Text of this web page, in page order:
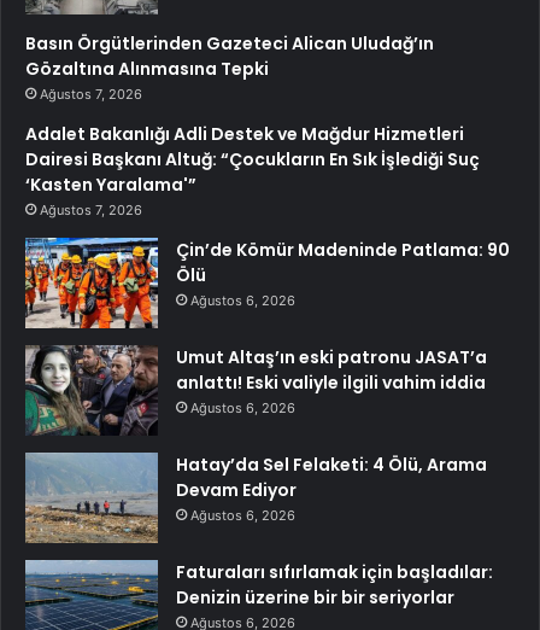
Basın Örgütlerinden Gazeteci Alican Uludağ’ın
Gözaltına Alınmasına Tepki
Ağustos 7, 2026
Adalet Bakanlığı Adli Destek ve Mağdur Hizmetleri
Dairesi Başkanı Altuğ: “Çocukların En Sık İşlediği Suç
‘Kasten Yaralama'”
Ağustos 7, 2026
Çin’de Kömür Madeninde Patlama: 90
Ölü
Ağustos 6, 2026
Umut Altaş’ın eski patronu JASAT’a
anlattı! Eski valiyle ilgili vahim iddia
Ağustos 6, 2026
Hatay’da Sel Felaketi: 4 Ölü, Arama
Devam Ediyor
Ağustos 6, 2026
Faturaları sıfırlamak için başladılar:
Denizin üzerine bir bir seriyorlar
Ağustos 6, 2026